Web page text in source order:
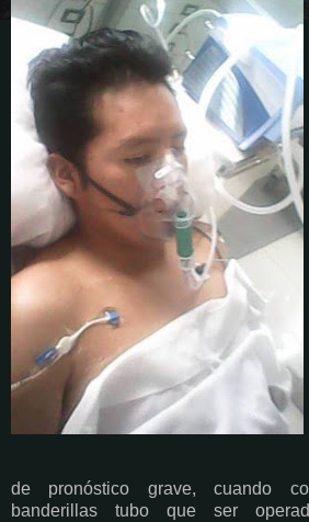
de pronóstico grave,cuando
banderillas tubo que ser